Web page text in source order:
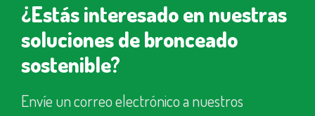
¿Estás interesado en nuestras
soluciones de bronceado
sostenible?
Envíe un correo electrónico a nuestros